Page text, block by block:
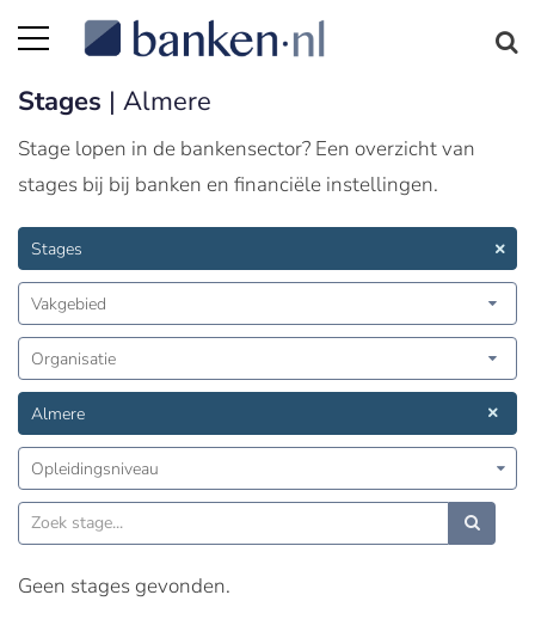
Stages | Almere
Stage lopen in de bankensector? Een overzicht van
stages bij bij banken en financiële instellingen.
Stages
Vakgebied
Organisatie
Almere
Opleidingsniveau
Geen stages gevonden.